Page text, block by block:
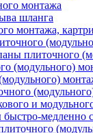
монтажа
шланга
монтажа,
плиточного
(модульного)
и
медленно